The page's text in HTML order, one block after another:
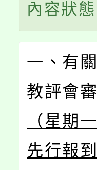
內容狀
一、有
教評會
（星期
先行報